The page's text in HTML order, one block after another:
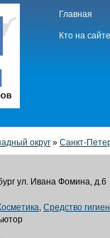
Главная
Кто на сайте
округ » Санкт-
ул. Ивана Фомина, д.6
, Средство